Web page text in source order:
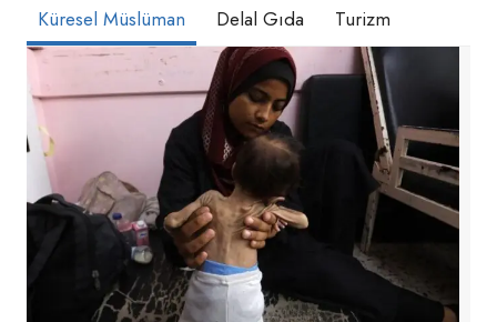
SERGILENIYOR
Küresel Müslüman Delal Gıda Turizm